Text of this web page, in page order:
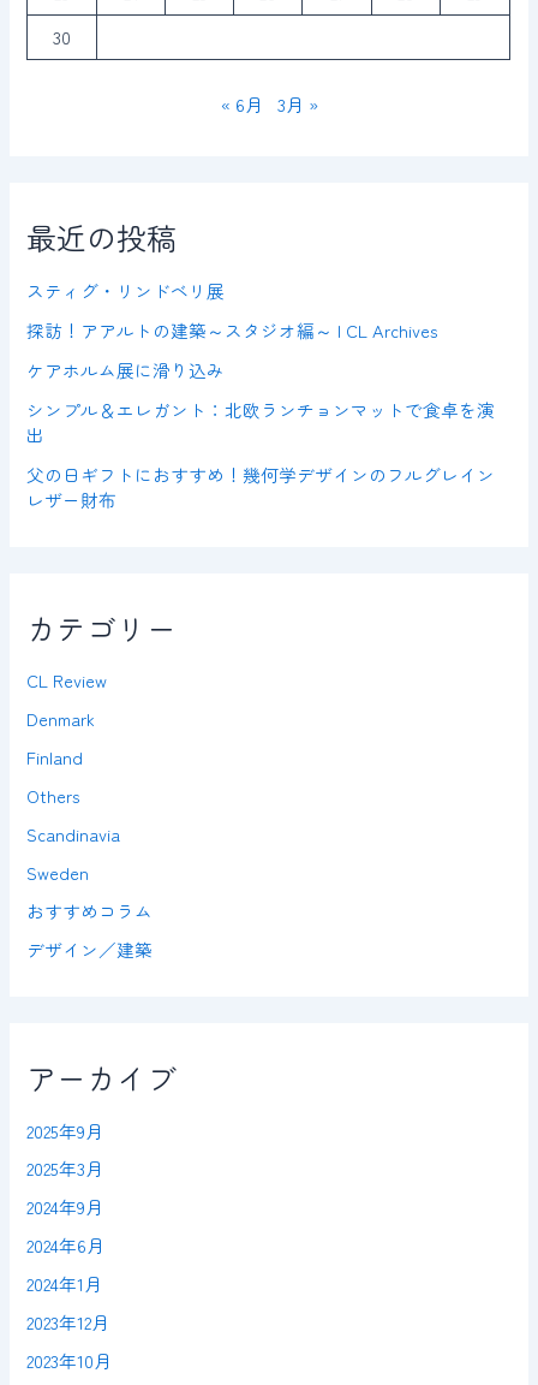
30
« 6月 3月 »
最近の投稿
スティグ・リンドベリ展
探訪！アアルトの建築～スタジオ編～ | CL Archives
ケアホルム展に滑り込み
シンプル＆エレガント：北欧ランチョンマットで食卓を演
出
父の日ギフトにおすすめ！幾何学デザインのフルグレイン
レザー財布
カテゴリー
CL Review
Denmark
Finland
Others
Scandinavia
Sweden
おすすめコラム
デザイン／建築
アーカイブ
2025年9月
2025年3月
2024年9月
2024年6月
2024年1月
2023年12月
2023年10月